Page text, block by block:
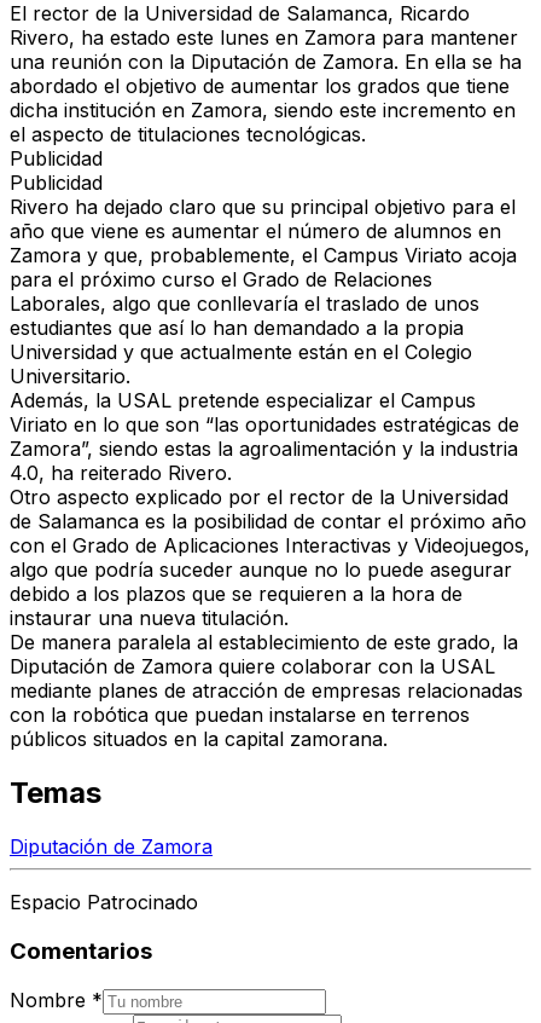
El rector de la Universidad de Salamanca, Ricardo
Rivero, ha estado este lunes en Zamora para mantener
una reunión con la Diputación de Zamora. En ella se ha
abordado el objetivo de aumentar los grados que tiene
dicha institución en Zamora, siendo este incremento en
el aspecto de titulaciones tecnológicas.
Publicidad
Publicidad
Rivero ha dejado claro que su principal objetivo para el
año que viene es aumentar el número de alumnos en
Zamora y que, probablemente, el Campus Viriato acoja
para el próximo curso el Grado de Relaciones
Laborales, algo que conllevaría el traslado de unos
estudiantes que así lo han demandado a la propia
Universidad y que actualmente están en el Colegio
Universitario.
Además, la USAL pretende especializar el Campus
Viriato en lo que son “las oportunidades estratégicas de
Zamora”, siendo estas la agroalimentación y la industria
4.0, ha reiterado Rivero.
Otro aspecto explicado por el rector de la Universidad
de Salamanca es la posibilidad de contar el próximo año
con el Grado de Aplicaciones Interactivas y Videojuegos,
algo que podría suceder aunque no lo puede asegurar
debido a los plazos que se requieren a la hora de
instaurar una nueva titulación.
De manera paralela al establecimiento de este grado, la
Diputación de Zamora quiere colaborar con la USAL
mediante planes de atracción de empresas relacionadas
con la robótica que puedan instalarse en terrenos
públicos situados en la capital zamorana.
Temas
Diputación de Zamora
Espacio Patrocinado
Comentarios
Nombre *